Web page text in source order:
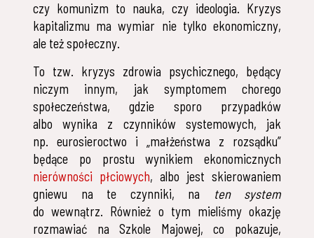
czy komunizm to nauka, czy ideologia. Kryzys
kapitalizmu ma wymiar nie tylko ekonomiczny,
ale też społeczny.
To tzw. kryzys zdrowia psychicznego, będący
niczym innym, jak symptomem chorego
społeczeństwa, gdzie sporo przypadków
albo wynika z czynników systemowych, jak
np. eurosieroctwo i „małżeństwa z rozsądku”
będące po prostu wynikiem ekonomicznych
nierówności płciowych, albo jest skierowaniem
gniewu na te czynniki, na ten system
do wewnątrz. Również o tym mieliśmy okazję
rozmawiać na Szkole Majowej, co pokazuje,